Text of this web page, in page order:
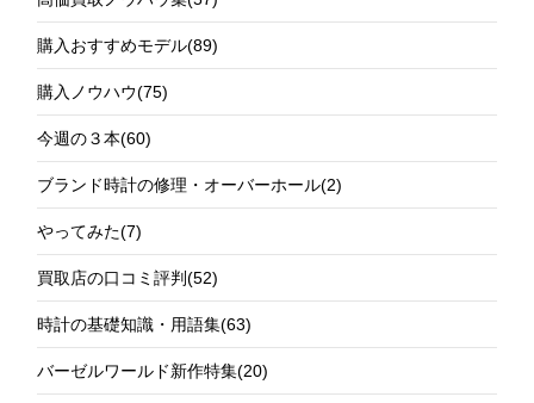
購入おすすめモデル(89)
購入ノウハウ(75)
今週の３本(60)
ブランド時計の修理・オーバーホール(2)
やってみた(7)
買取店の口コミ評判(52)
時計の基礎知識・用語集(63)
バーゼルワールド新作特集(20)